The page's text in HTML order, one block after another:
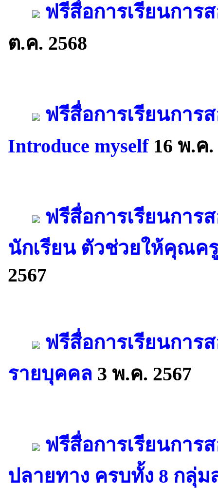
ฟรีสื่อการเรียนการ
ต.ค. 2568
ฟรีสื่อการเรียนการ
Introduce myself16 พ.ค.
ฟรีสื่อการเรียนกา
นักเรียน ตัวช่วยให้คุณค
2567
ฟรีสื่อการเรียนกา
รายบุคคล 3 พ.ค. 2567
ฟรีสื่อการเรียนการ
ปลายทาง ครบทั้ง 8 กลุ่ม